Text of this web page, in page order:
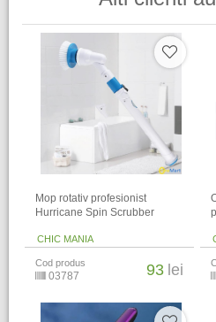
Mop rotativ profesionist
Hurricane Spin Scrubber
CHIC MANIA
Cod produs
03787 93 lei